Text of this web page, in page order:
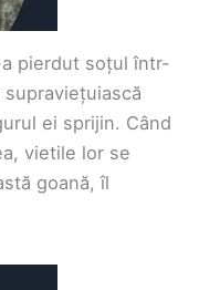
pierdut soțul într-
ei sprijin. Când
vietile lor se
goană, îl